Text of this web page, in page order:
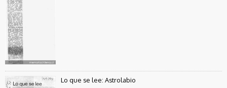
Lo que se lee: Astrolabio